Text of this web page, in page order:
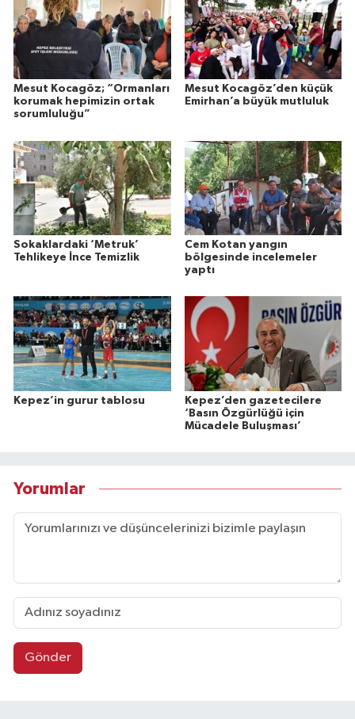
Mesut Kocagöz; “Ormanları
korumak hepimizin ortak
sorumluluğu”
Mesut Kocagöz’den küçük
Emirhan’a büyük mutluluk
Sokaklardaki ‘Metruk’
Tehlikeye İnce Temizlik
Cem Kotan yangın
bölgesinde incelemeler
yaptı
Kepez’in gurur tablosu
Kepez’den gazetecilere
‘Basın Özgürlüğü için
Mücadele Buluşması’
Yorumlar
Gönder